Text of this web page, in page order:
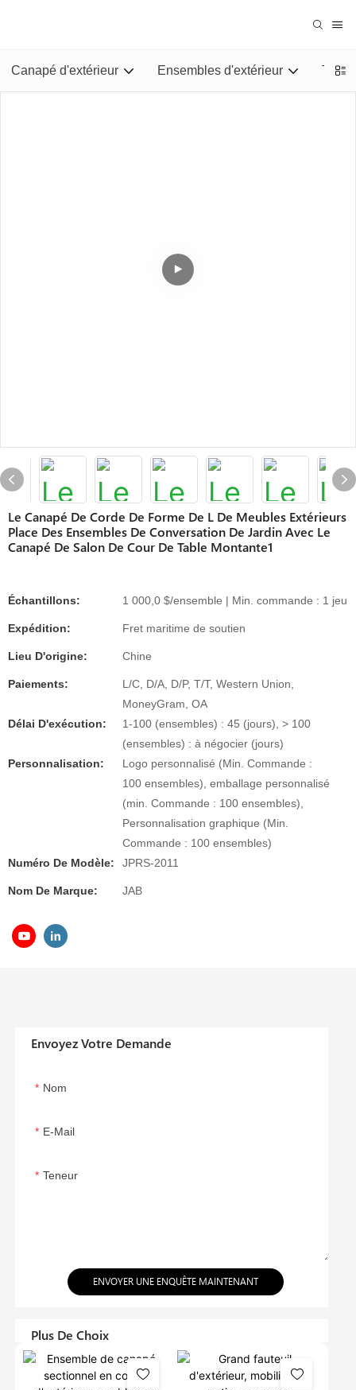
Canapé d'extérieur Ensembles d'extérieur
Le Canapé De Corde De Forme De L De Meubles Extérieurs
Place Des Ensembles De Conversation De Jardin Avec Le
Canapé De Salon De Cour De Table Montante1
Échantillons: 1 000,0 $/ensemble | Min. commande : 1 jeu
Expédition: Fret maritime de soutien
Lieu D'origine: Chine
Paiements:
L/C, D/A, D/P, T/T, Western Union,
MoneyGram, OA
Délai D'exécution:
1-100 (ensembles) : 45 (jours), > 100
(ensembles) : à négocier (jours)
Personnalisation:
Logo personnalisé (Min. Commande :
100 ensembles), emballage personnalisé
(min. Commande : 100 ensembles),
Personnalisation graphique (Min.
Commande : 100 ensembles)
Numéro De Modèle:
JPRS-2011
Nom De Marque: JAB
Envoyez Votre Demande
Nom
E-Mail
Teneur
ENVOYER UNE ENQUÊTE MAINTENANT
Plus De Choix